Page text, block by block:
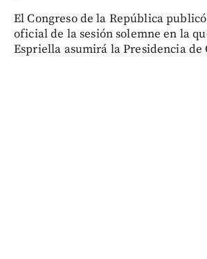
El Congreso de la República
oficial de la sesión solemne en la
Espriella asumirá la Presidencia de